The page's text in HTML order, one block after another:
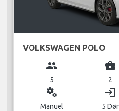
VOLKSWAGEN POLO
group
5
business_center
2
miscellaneous_services
Manuel
login
5 Dør